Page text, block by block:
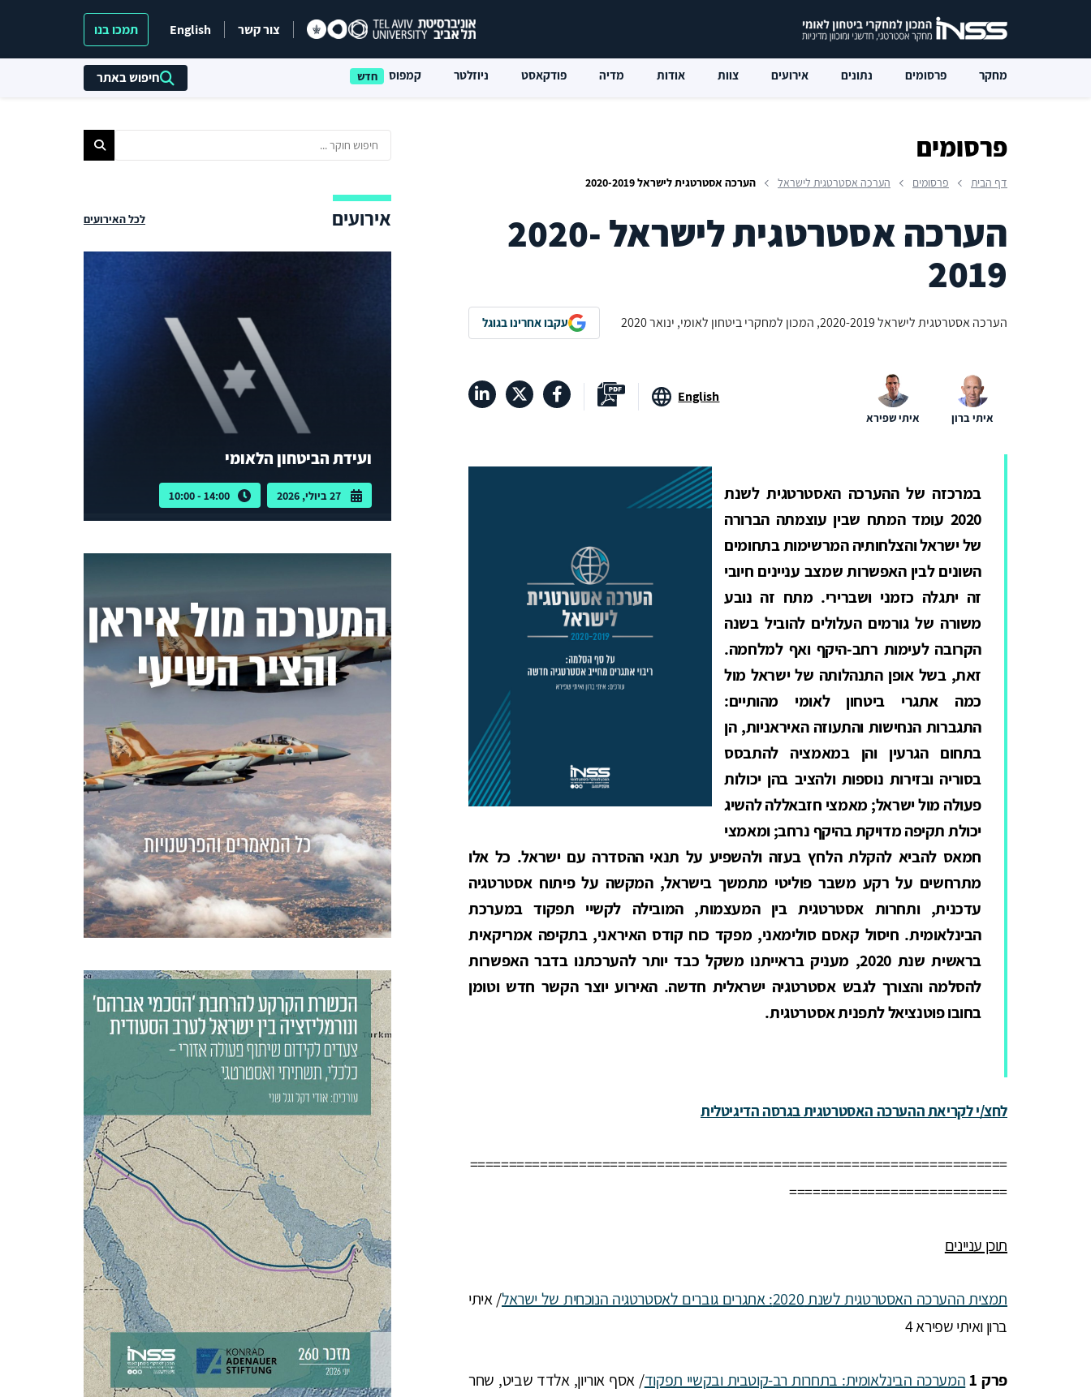
צור קשר English תמכו בנו
מחקר פרסומים נתונים אירועים צוות אודות מדיה פודקאסט ניוזלטר קמפוס חיפוש באתר
פרסומים
דף הבית פרסומים הערכה אסטרטגית לישראל הערכה אסטרטגית לישראל 2020-2019
הערכה אסטרטגית לישראל 2020-
2019
הערכה אסטרטגית לישראל 2020-2019, המכון למחקרי ביטחון לאומי, ינואר 2020 עקבו אחרינו בגוגל
English
איתי ברון איתי שפירא
במרכזה של ההערכה האסטרטגית לשנת
2020 עומד המתח שבין עוצמתה הברורה
של ישראל והצלחותיה המרשימות בתחומים
השונים לבין האפשרות שמצב עניינים חיובי
זה יתגלה כזמני ושברירי. מתח זה נובע
משורה של גורמים העלולים להוביל בשנה
הקרובה לעימות רחב-היקף ואף למלחמה.
זאת, בשל אופן התנהלותה של ישראל מול
כמה אתגרי ביטחון לאומי מהותיים:
התגברות הנחישות והתעוזה האיראניות, הן
בתחום הגרעין והן במאמציה להתבסס
בסוריה ובזירות נוספות ולהציב בהן יכולות
פעולה מול ישראל; מאמצי חזבאללה להשיג
יכולת תקיפה מדויקת בהיקף נרחב; ומאמצי
חמאס להביא להקלת הלחץ בעזה ולהשפיע על תנאי ההסדרה עם ישראל. כל אלו
מתרחשים על רקע משבר פוליטי מתמשך בישראל, המקשה על פיתוח אסטרטגיה
עדכנית, ותחרות אסטרטגית בין המעצמות, המובילה לקשיי תפקוד במערכת
הבינלאומית. חיסול קאסם סולימאני, מפקד כוח קודס האיראני, בתקיפה אמריקאית
בראשית שנת 2020, מעניק בראייתנו משקל כבד יותר להערכתנו בדבר האפשרות
להסלמה והצורך לגבש אסטרטגיה ישראלית חדשה. האירוע יוצר הקשר חדש וטומן
בחובו פוטנציאל לתפנית אסטרטגית.
לחצ/י לקריאת ההערכה האסטרטגית בגרסה הדיגיטלית
=====================================================================
============================
תוכן עניינים
תמצית ההערכה האסטרטגית לשנת 2020: אתגרים גוברים לאסטרטגיה הנוכחית של ישראל
/ איתי
ברון ואיתי שפירא 4
פרק 1 המערכה הבינלאומית: בתחרות רב-קוטבית ובקשיי תפקוד/ אסף אוריון, אלדד שביט, שחר
אירועים לכל האירועים
ועידת הביטחון הלאומי
27 ביולי, 2026 14:00 - 10:00